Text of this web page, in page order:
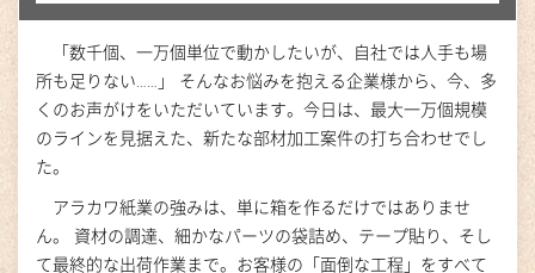
「数千個、一万個単位で動かしたいが、自社では人手も場
所も足りない……」 そんなお悩みを抱える企業様から、今、多
くのお声がけをいただいています。今日は、最大一万個規模
のラインを見据えた、新たな部材加工案件の打ち合わせでし
た。
アラカワ紙業の強みは、単に箱を作るだけではありませ
ん。 資材の調達、細かなパーツの袋詰め、テープ貼り、そし
て最終的な出荷作業まで。お客様の「面倒な工程」をすべて